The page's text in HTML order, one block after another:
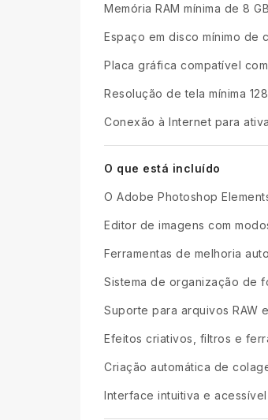
Memória RAM mínima de 8
Espaço em disco mínimo de
Placa gráfica compatível
Resolução de tela mínima
Conexão à Internet para
O que está incluído
O Adobe Photoshop
Editor de imagens com
Ferramentas de melhoria
Sistema de organização de
Suporte para arquivos RAW
Efeitos criativos, filtros e
Criação automática de
Interface intuitiva e acessível